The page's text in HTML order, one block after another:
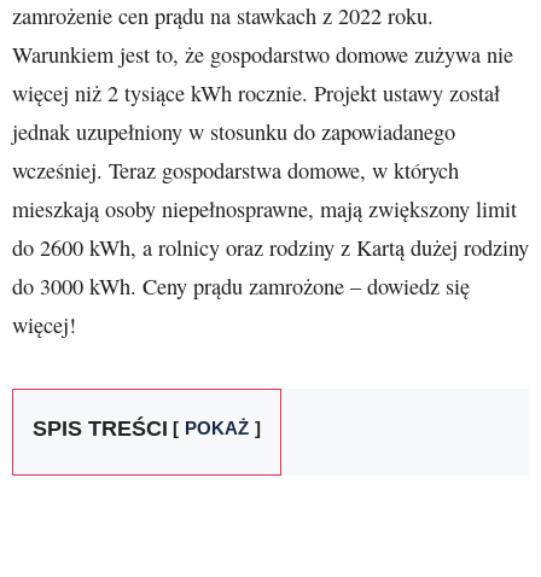
zamrożenie cen prądu na stawkach z 2022 roku.
Warunkiem jest to, że gospodarstwo domowe zużywa nie
więcej niż 2 tysiące kWh rocznie. Projekt ustawy został
jednak uzupełniony w stosunku do zapowiadanego
wcześniej. Teraz gospodarstwa domowe, w których
mieszkają osoby niepełnosprawne, mają zwiększony limit
do 2600 kWh, a rolnicy oraz rodziny z Kartą dużej rodziny
do 3000 kWh. Ceny prądu zamrożone – dowiedz się
więcej!
SPIS TREŚCI POKAŻ